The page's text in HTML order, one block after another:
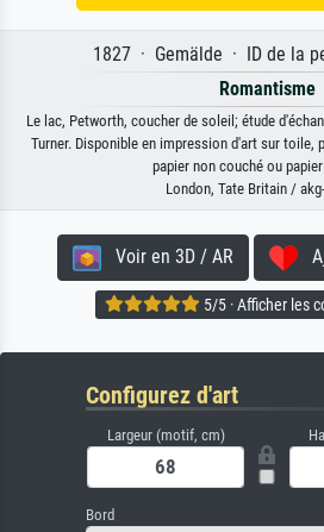
1827 · Gemälde · ID de la
Romantisme
Le lac, Petworth, coucher de soleil; étude
Turner. Disponible en impression d'art sur toile,
papier non couché ou
London, Tate Britain /
Voir en 3D / AR
5/5 · Afficher les
Configurez d'art
Largeur (motif, cm)
Bord